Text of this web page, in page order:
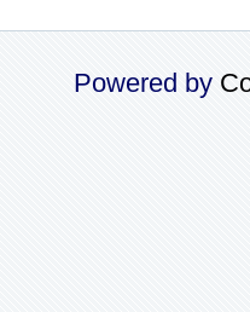
Powered by